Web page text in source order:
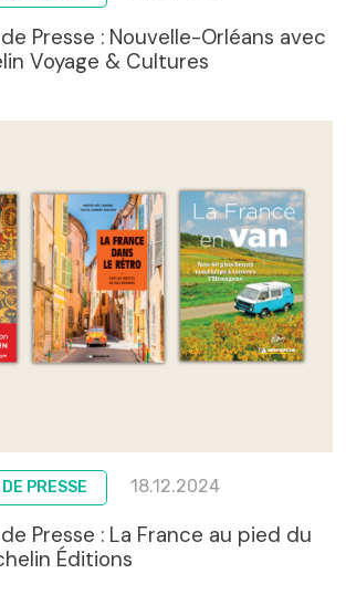
Presse : Nouvelle-Orléans avec
Voyage & Cultures
PRESSE 18.12.2024
Presse : La France au pied du
Éditions